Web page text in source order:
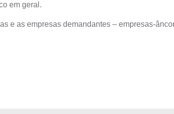
em geral.
e as empresas demandantes – empresas-